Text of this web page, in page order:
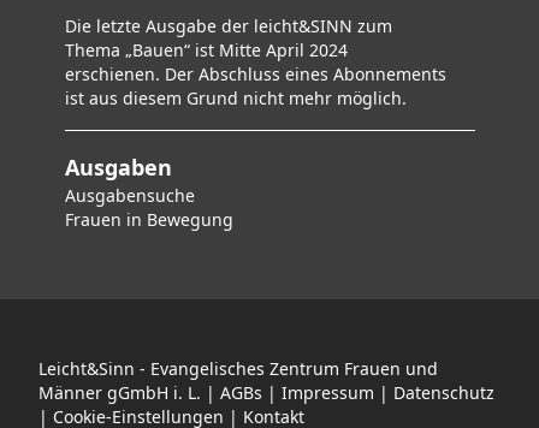
Die letzte Ausgabe der leicht&SINN zum
Thema „Bauen“ ist Mitte April 2024
erschienen. Der Abschluss eines Abonnements
ist aus diesem Grund nicht mehr möglich.
Ausgaben
Ausgabensuche
Frauen in Bewegung
Leicht&Sinn - Evangelisches Zentrum Frauen und
Männer gGmbH i. L. | AGBs | Impressum | Datenschutz
| Cookie-Einstellungen | Kontakt